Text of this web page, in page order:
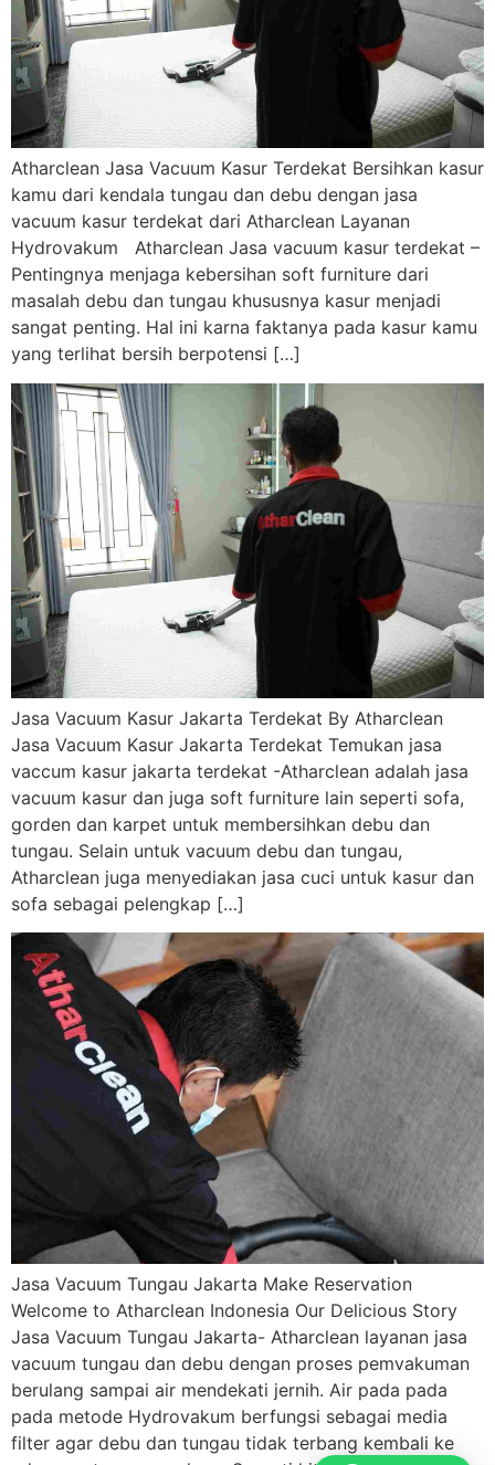
Atharclean Jasa Vacuum Kasur Terdekat Bersihkan kasur
kamu dari kendala tungau dan debu dengan jasa
vacuum kasur terdekat dari Atharclean Layanan
Hydrovakum Atharclean Jasa vacuum kasur terdekat –
Pentingnya menjaga kebersihan soft furniture dari
masalah debu dan tungau khususnya kasur menjadi
sangat penting. Hal ini karna faktanya pada kasur kamu
yang terlihat bersih berpotensi […]
Jasa Vacuum Kasur Jakarta Terdekat By Atharclean
Jasa Vacuum Kasur Jakarta Terdekat Temukan jasa
vaccum kasur jakarta terdekat -Atharclean adalah jasa
vacuum kasur dan juga soft furniture lain seperti sofa,
gorden dan karpet untuk membersihkan debu dan
tungau. Selain untuk vacuum debu dan tungau,
Atharclean juga menyediakan jasa cuci untuk kasur dan
sofa sebagai pelengkap […]
Jasa Vacuum Tungau Jakarta Make Reservation
Welcome to Atharclean Indonesia Our Delicious Story
Jasa Vacuum Tungau Jakarta- Atharclean layanan jasa
vacuum tungau dan debu dengan proses pemvakuman
berulang sampai air mendekati jernih. Air pada pada
pada metode Hydrovakum berfungsi sebagai media
filter agar debu dan tungau tidak terbang kembali ke